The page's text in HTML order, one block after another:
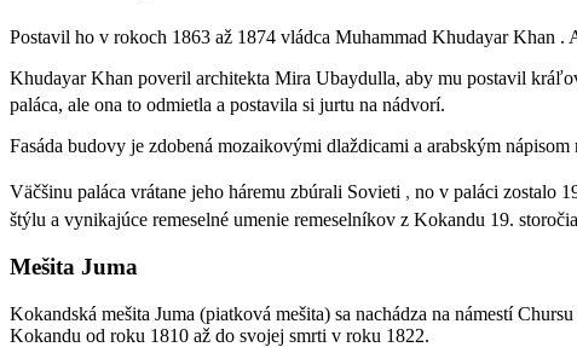
Postavil ho v rokoch 1863 až 1874 vládca Muhammad Khudayar Khan
Khudayar Khan poveril architekta Mira Ubaydulla, aby mu postavil
paláca, ale ona to odmietla a postavila si jurtu na nádvorí.
Fasáda budovy je zdobená mozaikovými dlaždicami a arabským
Väčšinu paláca vrátane jeho háremu zbúrali Sovieti , no v paláci zostalo
štýlu a vynikajúce remeselné umenie remeselníkov z Kokandu 19.
Mešita Juma
Kokandská mešita Juma (piatková mešita) sa nachádza na námestí
Kokandu od roku 1810 až do svojej smrti v roku 1822.